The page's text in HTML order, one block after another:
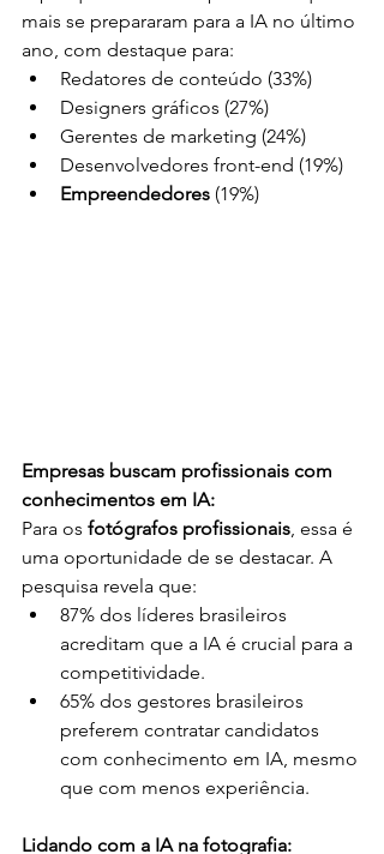
mais se prepararam para a IA no último
ano, com destaque para:
Redatores de conteúdo (33%)
Designers gráficos (27%)
Gerentes de marketing (24%)
Desenvolvedores front-end (19%)
Empreendedores (19%)
Empresas buscam profissionais com
conhecimentos em IA:
Para os fotógrafos profissionais, essa é
uma oportunidade de se destacar. A
pesquisa revela que:
87% dos líderes brasileiros
acreditam que a IA é crucial para a
competitividade.
65% dos gestores brasileiros
preferem contratar candidatos
com conhecimento em IA, mesmo
que com menos experiência.
Lidando com a IA na fotografia: